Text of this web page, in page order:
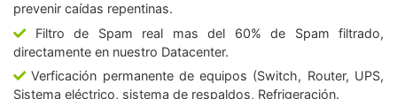
prevenir caídas repentinas.
Filtro de Spam real mas del 60% de Spam filtrado,
directamente en nuestro Datacenter.
Verficación permanente de equipos (Switch, Router, UPS,
Sistema eléctrico, sistema de respaldos, Refrigeración.